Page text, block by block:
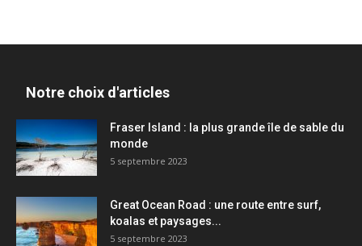
Notre choix d'articles
Fraser Island : la plus grande île de sable du
monde
5 septembre 2023
Great Ocean Road : une route entre surf,
koalas et paysages...
5 septembre 2023